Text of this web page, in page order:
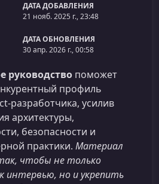
ДАТА ДОБАВЛЕНИЯ
21 нояб. 2025 г., 23:48
ДАТА ОБНОВЛЕНИЯ
30 апр. 2026 г., 00:58
руководство поможет
профиль
усилив
архитектуры,
безопасности и
практики. Материал
чтобы не только
интервью, но и укрепить